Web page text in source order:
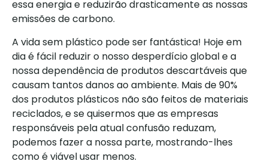
essa energia e reduzirão drasticamente as nossas
emissões de carbono.
A vida sem plástico pode ser fantástica! Hoje em
dia é fácil reduzir o nosso desperdício global e a
nossa dependência de produtos descartáveis que
causam tantos danos ao ambiente. Mais de 90%
dos produtos plásticos não são feitos de materiais
reciclados, e se quisermos que as empresas
responsáveis pela atual confusão reduzam,
podemos fazer a nossa parte, mostrando-lhes
como é viável usar menos.